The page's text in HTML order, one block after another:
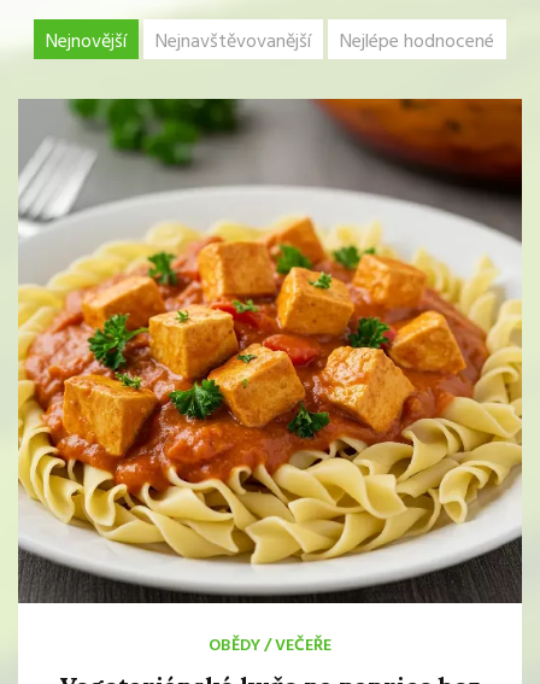
Nejnovější Nejnavštěvovanější Nejlépe hodnocené
OBĚDY/VEČEŘE